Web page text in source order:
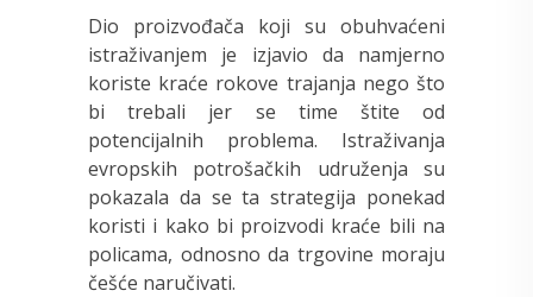
Dio proizvođača koji su obuhvaćeni
istraživanjem je izjavio da namjerno
koriste kraće rokove trajanja nego što
bi trebali jer se time štite od
potencijalnih problema. Istraživanja
evropskih potrošačkih udruženja su
pokazala da se ta strategija ponekad
koristi i kako bi proizvodi kraće bili na
policama, odnosno da trgovine moraju
češće naručivati.